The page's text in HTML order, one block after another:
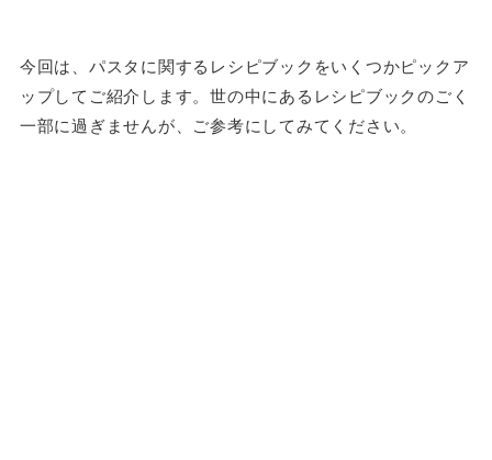
今回は、パスタに関するレシピブックをいくつかピックア
ップしてご紹介します。世の中にあるレシピブックのごく
一部に過ぎませんが、ご参考にしてみてください。